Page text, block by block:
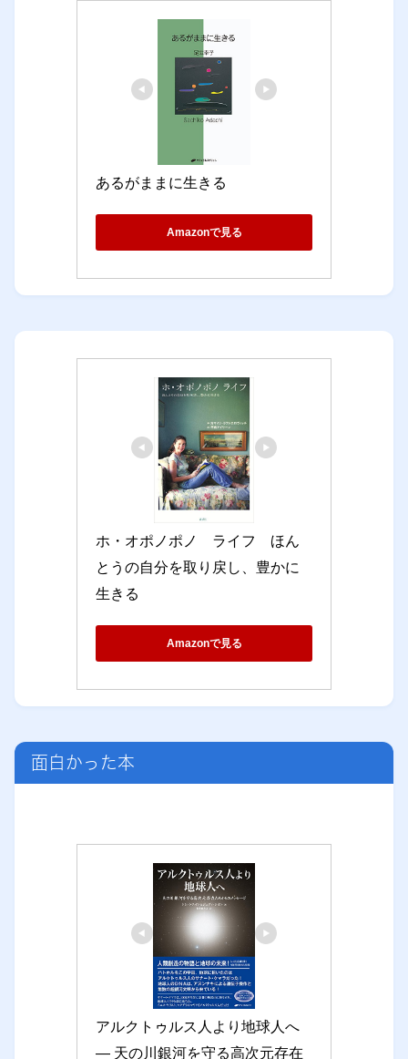
あるがままに生きる
Amazonで見る
ホ・オポノポノ　ライフ　ほん
とうの自分を取り戻し、豊かに
生きる
Amazonで見る
面白かった本
アルクトゥルス人より地球人へ
― 天の川銀河を守る高次元存在